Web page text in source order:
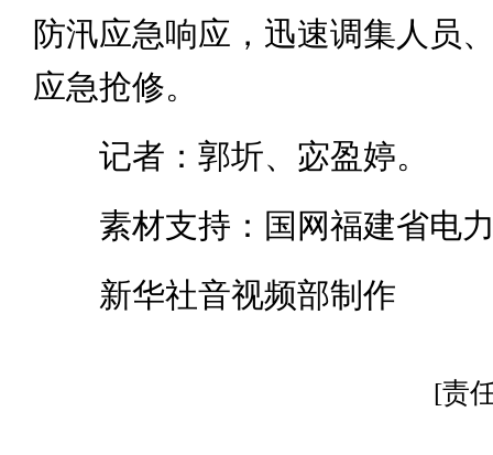
防汛应急响应，迅速调集人员
应急抢修。
记者：郭圻、宓盈婷。
素材支持：国网福建省电力
新华社音视频部制作
[责